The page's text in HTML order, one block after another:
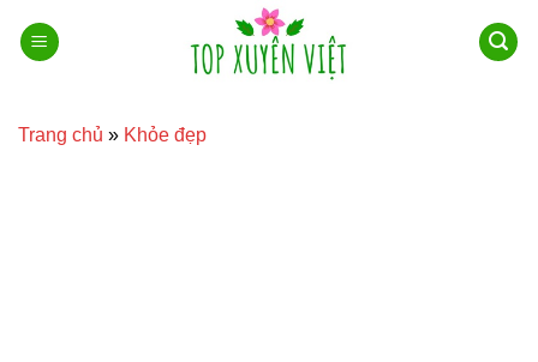
qua
Trang chủ » Khỏe đẹp